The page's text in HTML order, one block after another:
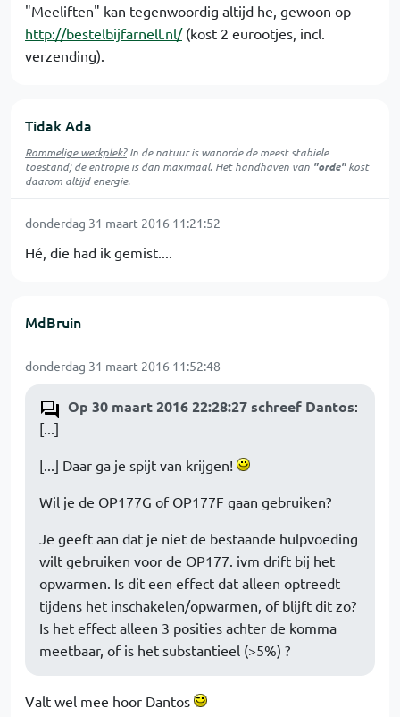
"Meeliften" kan tegenwoordig altijd he, gewoon op
http://bestelbijfarnell.nl/(kost 2 eurootjes, incl.
verzending).
Tidak Ada
Rommelige werkplek?In de natuur iswanordede meest stabiele
toestand; de entropie is dan maximaal. Het handhaven van "orde"kost
daarom altijd energie.
donderdag 31 maart 2016 11:21:52
Hé, die had ik gemist....
MdBruin
donderdag 31 maart 2016 11:52:48
Op 30 maart 2016 22:28:27 schreef Dantos:
[...]
[...] Daar ga je spijt van krijgen!
Wil je de OP177G of OP177F gaan gebruiken?
Je geeft aan dat je niet de bestaande hulpvoeding
wilt gebruiken voor de OP177. ivm drift bij het
opwarmen. Is dit een effect dat alleen optreedt
tijdens het inschakelen/opwarmen, of blijft dit zo?
Is het effect alleen 3 posities achter de komma
meetbaar, of is het substantieel (>5%) ?
Valt wel mee hoor Dantos